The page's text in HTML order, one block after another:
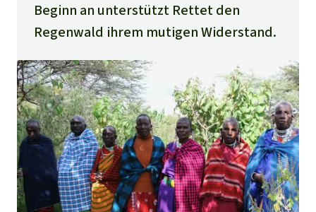
Beginn an unterstützt Rettet den
Regenwald ihrem mutigen Widerstand.